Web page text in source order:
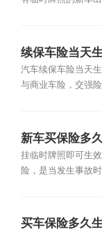
续保车险当天
汽车续保车险当天
与商业车险，交强
新车买保险多
挂临时牌照即可生
险，是当发生事故
买车保险多久